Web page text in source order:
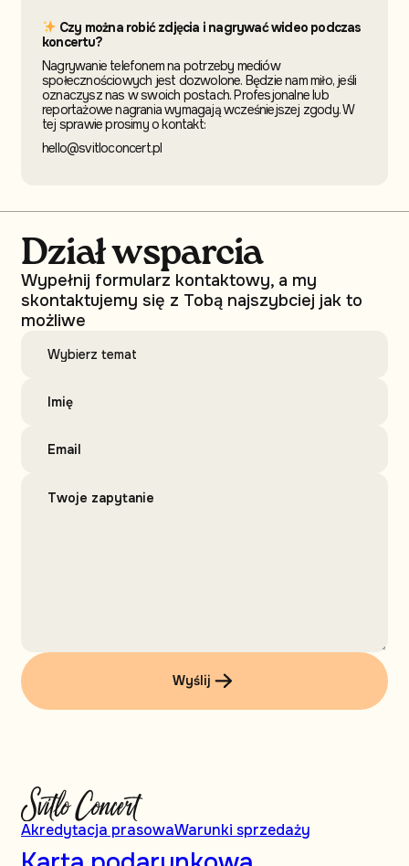
Czy można robić zdjęcia i nagrywać wideo podczas
koncertu?
Nagrywanie telefonem na potrzeby mediów
społecznościowych jest dozwolone. Będzie nam miło, jeśli
oznaczysz nas w swoich postach. Profesjonalne lub
reportażowe nagrania wymagają wcześniejszej zgody. W
tej sprawie prosimy o kontakt:
hello@svitloconcert.pl
Dział wsparcia
Wypełnij formularz kontaktowy, a my
skontaktujemy się z Tobą najszybciej jak to
możliwe
Wyślij
Akredytacja prasowaWarunki sprzedaży